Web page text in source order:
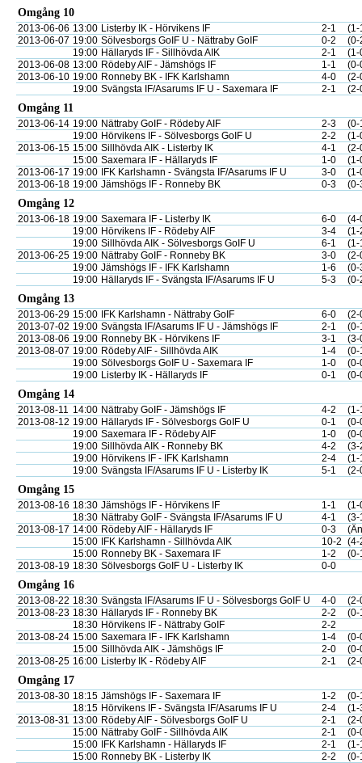
Omgång 10
2013-06-06 13:00 Listerby IK - Hörvikens IF 2-1
(1-
2013-06-07 19:00 Sölvesborgs GoIF U - Nättraby GoIF 0-2
(0-
19:00 Hällaryds IF - Sillhövda AIK 2-1
(1-
2013-06-08 13:00 Rödeby AIF - Jämshögs IF 1-1
(0-
2013-06-10 19:00 Ronneby BK - IFK Karlshamn 4-0
(2-
19:00 Svängsta IF/Asarums IF U - Saxemara IF 2-1 (2-
Omgång 11
2013-06-14 19:00 Nättraby GoIF - Rödeby AIF 2-3
(0-
19:00 Hörvikens IF - Sölvesborgs GoIF U 2-2
(1-
2013-06-15 15:00 Sillhövda AIK - Listerby IK 4-1
(2-
15:00 Saxemara IF - Hällaryds IF 1-0
(1-
2013-06-17 19:00 IFK Karlshamn - Svängsta IF/Asarums IF U 3-0
(1-
2013-06-18 19:00 Jämshögs IF - Ronneby BK 0-3 (0-
Omgång 12
2013-06-18 19:00 Saxemara IF - Listerby IK 6-0
(4-
19:00 Hörvikens IF - Rödeby AIF 3-4
(1-
19:00 Sillhövda AIK - Sölvesborgs GoIF U 6-1
(1-
2013-06-25 19:00 Nättraby GoIF - Ronneby BK 3-0
(2-
19:00 Jämshögs IF - IFK Karlshamn 1-6
(0-
19:00 Hällaryds IF - Svängsta IF/Asarums IF U 5-3 (0-
Omgång 13
2013-06-29 15:00 IFK Karlshamn - Nättraby GoIF 6-0
(2-
2013-07-02 19:00 Svängsta IF/Asarums IF U - Jämshögs IF 2-1
(0-
2013-08-06 19:00 Ronneby BK - Hörvikens IF 3-1
(3-
2013-08-07 19:00 Rödeby AIF - Sillhövda AIK 1-4
(0-
19:00 Sölvesborgs GoIF U - Saxemara IF 1-0
(0-
19:00 Listerby IK - Hällaryds IF 0-1 (0-
Omgång 14
2013-08-11 14:00 Nättraby GoIF - Jämshögs IF 4-2
(1-
2013-08-12 19:00 Hällaryds IF - Sölvesborgs GoIF U 0-1
(0-
19:00 Saxemara IF - Rödeby AIF 1-0
(0-
19:00 Sillhövda AIK - Ronneby BK 4-2
(3-
19:00 Hörvikens IF - IFK Karlshamn 2-4
(1-
19:00 Svängsta IF/Asarums IF U - Listerby IK 5-1 (2-
Omgång 15
2013-08-16 18:30 Jämshögs IF - Hörvikens IF 1-1
(1-
18:30 Nättraby GoIF - Svängsta IF/Asarums IF U 4-1
(3-
2013-08-17 14:00 Rödeby AIF - Hällaryds IF 0-3
15:00
IFK Karlshamn - Sillhövda AIK 10-2 (4-
15:00 Ronneby BK - Saxemara IF 1-2
(0-
2013-08-19 18:30 Sölvesborgs GoIF U - Listerby IK 0-0
Omgång 16
2013-08-22 18:30 Svängsta IF/Asarums IF U - Sölvesborgs GoIF U 4-0
(2-
2013-08-23 18:30 Hällaryds IF - Ronneby BK 2-2
(0-
18:30 Hörvikens IF - Nättraby GoIF
2-2
2013-08-24 15:00 Saxemara IF - IFK Karlshamn 1-4
(0-
15:00 Sillhövda AIK - Jämshögs IF 2-0
(0-
2013-08-25 16:00 Listerby IK - Rödeby AIF 2-1 (2-
Omgång 17
2013-08-30 18:15 Jämshögs IF - Saxemara IF 1-2
(0-
18:15 Hörvikens IF - Svängsta IF/Asarums IF U 2-4
(1-
2013-08-31 13:00 Rödeby AIF - Sölvesborgs GoIF U 2-1
(2-
15:00 Nättraby GoIF - Sillhövda AIK 2-1
(0-
15:00
IFK Karlshamn - Hällaryds IF 2-1
(1-
15:00 Ronneby BK - Listerby IK 2-2 (0-